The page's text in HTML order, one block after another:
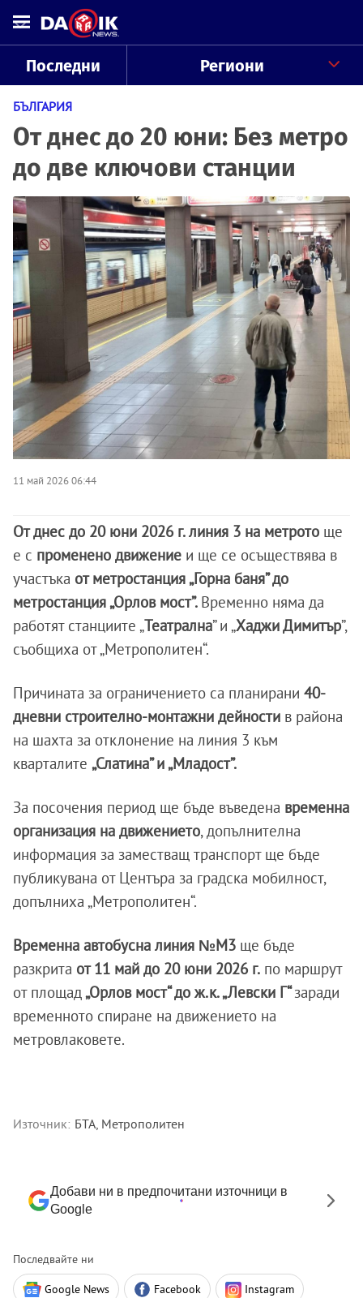
Последни Региони
БЪЛГАРИЯ
От днес до 20 юни: Без метро
до две ключови станции
11 май 2026 06:44
От днес до 20 юни 2026 г. линия 3 на метрото ще
е с променено движение и ще се осъществява в
участъка от метростанция „Горна баня” до
метростанция „Орлов мост”. Временно няма да
работят станциите „Театрална” и „Хаджи Димитър”,
съобщиха от „Метрополитен“.
Причината за ограничението са планирани 40-
дневни строително-монтажни дейности в района
на шахта за отклонение на линия 3 към
кварталите „Слатина” и „Младост”.
За посочения период ще бъде въведена временна
организация на движението, допълнителна
информация за заместващ транспорт ще бъде
публикувана от Центъра за градска мобилност,
допълниха „Метрополитен“.
Временна автобусна линия №М3 ще бъде
разкрита от 11 май до 20 юни 2026 г. по маршрут
от площад„Орлов мост“ до ж.к. „Левски Г“заради
временното спиране на движението на
метровлаковете.
Източник: БТА, Метрополитен
Добави ни в предпочитани източници в
Google
Последвайте ни
Google News Facebook Instagram